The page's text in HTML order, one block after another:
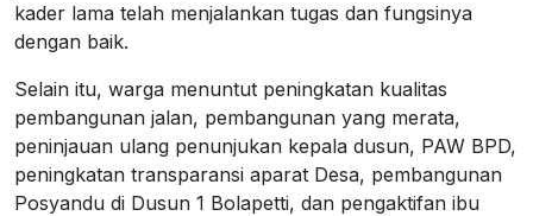
kader lama telah menjalankan tugas dan fungsinya
dengan baik.
Selain itu, warga menuntut peningkatan kualitas
pembangunan jalan, pembangunan yang merata,
peninjauan ulang penunjukan kepala dusun, PAW BPD,
peningkatan transparansi aparat Desa, pembangunan
Posyandu di Dusun 1 Bolapetti, dan pengaktifan ibu